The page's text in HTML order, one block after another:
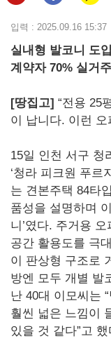
입력 : 2025.09.16 15:37
실내형 발코니 도
계약자 70% 실거
[땅집고] “전용 25
이 납니다. 이런 오
15일 인천 서구 청
‘청라 피크원 푸르
는 견본주택 84타
품성을 설명하며
니’였다. 주거용
공간 활용도를 극
이 판상형 구조로
방엔 모두 개별 발
난 40대 이모씨는
훨씬 넓은 느낌이
있을 것 같다”고 했